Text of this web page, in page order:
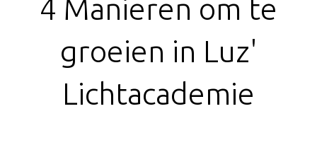
​4 Manieren om te
groeien in Luz'
Lichtacademie